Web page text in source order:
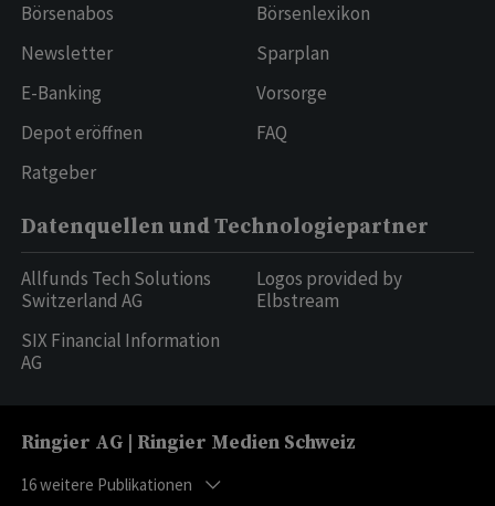
Börsenabos
Newsletter
E-Banking
Depot eröffnen
Ratgeber
Börsenlexikon
Sparplan
Vorsorge
FAQ
Datenquellen und Technologiepartner
Allfunds Tech Solutions
Switzerland AG
SIX Financial Information
AG
Logos provided by
Elbstream
Ringier AG | Ringier Medien Schweiz
16weitere Publikationen